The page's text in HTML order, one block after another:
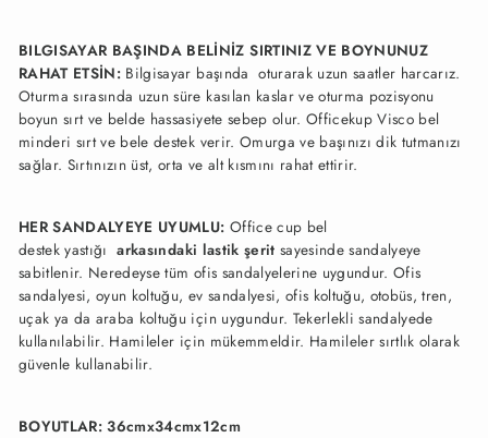
BILGISAYAR BAŞINDA BELİNİZ SIRTINIZ VE BOYNUNUZ
RAHAT ETSİN: Bilgisayar başında oturarak uzun saatler harcarız.
Oturma sırasında uzun süre kasılan kaslar ve oturma pozisyonu
boyun sırt ve belde hassasiyete sebep olur. Officekup Visco bel
minderi sırt ve bele destek verir. Omurga ve başınızı dik tutmanızı
sağlar. Sırtınızın üst, orta ve alt kısmını rahat ettirir.
HER SANDALYEYE UYUMLU: Office cup bel
destek yastığıarkasındaki lastik şerit sayesinde sandalyeye
sabitlenir. Neredeyse tüm ofis sandalyelerine uygundur. Ofis
sandalyesi, oyun koltuğu, ev sandalyesi, ofis koltuğu, otobüs, tren,
uçak ya da araba koltuğu için uygundur. Tekerlekli sandalyede
kullanılabilir. Hamileler için mükemmeldir. Hamileler sırtlık olarak
güvenle kullanabilir.
BOYUTLAR: 36cmx34cmx12cm